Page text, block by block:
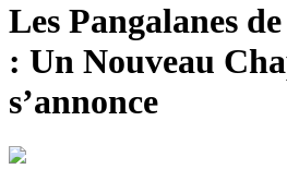
Les Pangalanes
: Un Nouveau
s’annonce